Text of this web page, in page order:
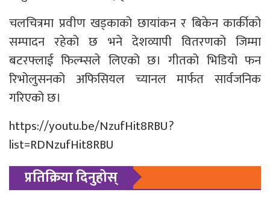
चलचित्रमा प्रवीण खड्काको छायांकन र बिकेन कार्कीको
सम्पादन रहेको छ भने देशव्यापी वितरणको जिम्मा
बटरफ्लाई फिल्म्सले लिएको छ। गीतको भिडियो फन
रिभोलुसनको अफिसियल च्यानल मार्फत सार्वजनिक
गरिएको छ।
https://youtu.be/NzufHit8RBU?
list=RDNzufHit8RBU
प्रतिक्रिया दिनुहोस्